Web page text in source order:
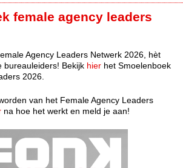
female agency leaders
Agency Leaders Netwerk 2026, hèt
bureauleiders! Bekijk hier het Smoelenboek
2026.
van het Female Agency Leaders
na hoe het werkt en meld je aan!